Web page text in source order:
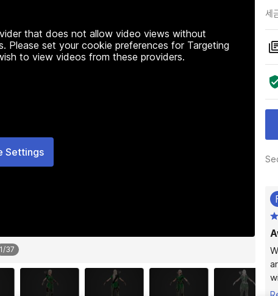
that does not allow video views without
Please set your cookie preferences for Targeting
to view videos from these providers.
Settings
1/37
세